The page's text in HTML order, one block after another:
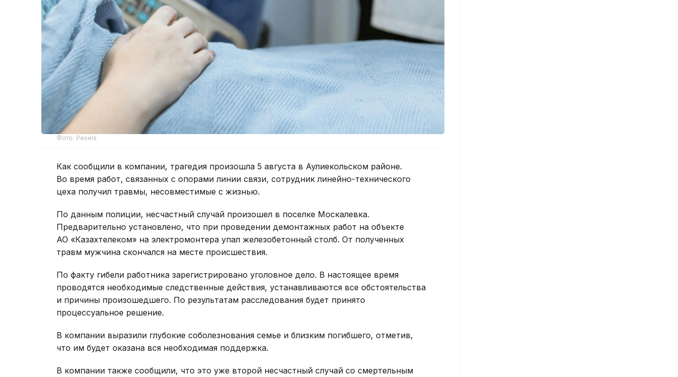
Фото: Pexels
Как сообщили в компании, трагедия произошла 5 августа в Аулиекольском районе.
Во время работ, связанных с опорами линии связи, сотрудник линейно-технического
цеха получил травмы, несовместимые с жизнью.
По данным полиции, несчастный случай произошел в поселке Москалевка.
Предварительно установлено, что при проведении демонтажных работ на объекте
АО «Казахтелеком» на электромонтера упал железобетонный столб. От полученных
травм мужчина скончался на месте происшествия.
По факту гибели работника зарегистрировано уголовное дело. В настоящее время
проводятся необходимые следственные действия, устанавливаются все обстоятельства
и причины произошедшего. По результатам расследования будет принято
процессуальное решение.
В компании выразили глубокие соболезнования семье и близким погибшего, отметив,
что им будет оказана вся необходимая поддержка.
В компании также сообщили, что это уже второй несчастный случай со смертельным